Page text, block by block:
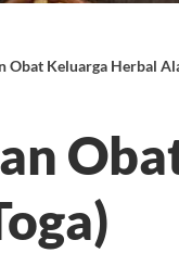
Obat Keluarga Herbal